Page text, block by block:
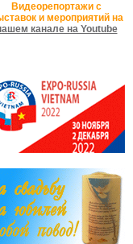
Видеорепортажи с
и мероприятий на
канале на Youtube